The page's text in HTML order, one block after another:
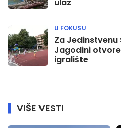
ulaz
Za Jedinstvenu
Jagodini
igralište
U FOKUSU
VIŠE VESTI